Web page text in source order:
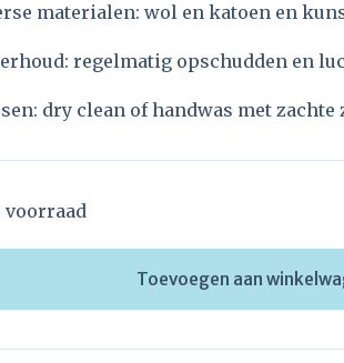
materialen: wol en katoen en
regelmatig opschudden en
dry clean of handwas met zachte
voorraad
Toevoegen aan